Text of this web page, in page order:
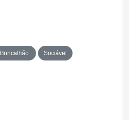
Brincalhão Sociável